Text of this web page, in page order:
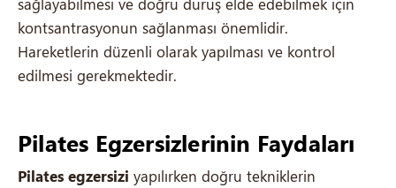
kontsantrasyonun sağlanması önemlidir.
Hareketlerin düzenli olarak yapılması ve kontrol
edilmesi gerekmektedir.
Pilates Egzersizlerinin Faydaları
Pilates egzersizi yapılırken doğru tekniklerin